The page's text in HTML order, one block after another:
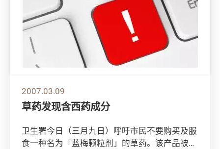
2007.03.09
草药发现含西药成分
卫生署今日（三月九日）呼吁市民不要购买及服
食一种名为「蓝梅颗粒剂」的草药。该产品被发